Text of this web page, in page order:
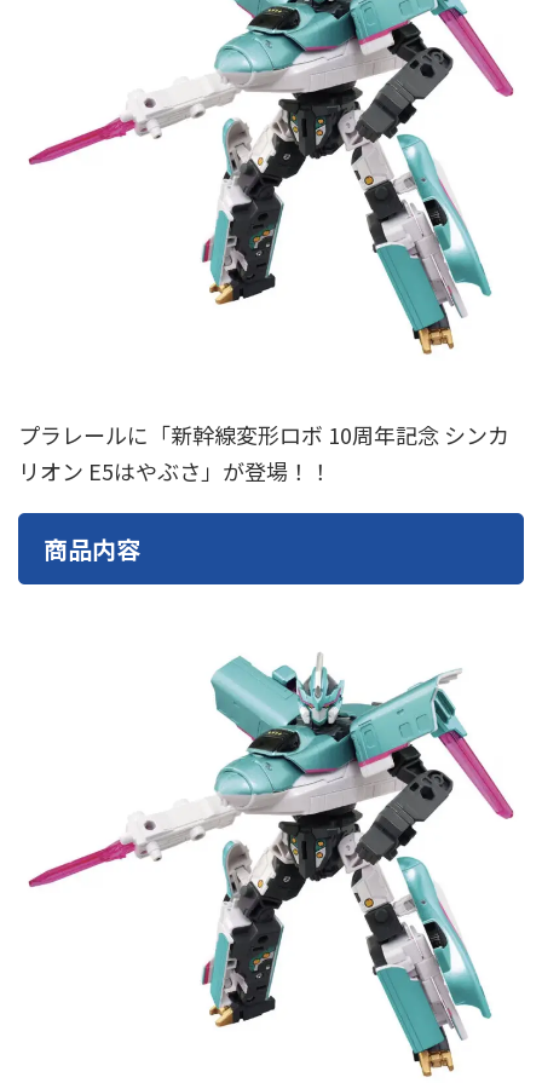
ベーシックセット・車両レールセット レールと情景
レールセット 京急電鉄 京成電鉄グループ
伊豆急行 大阪メトロ 富士急行
東京メトロ 東京都交通局
東武鉄道 楽しい列車シリーズ 比叡電車
プラレールに「新幹線変形ロボ 10周年記念 シンカ
リオン E5はやぶさ」が登場！！
商品内容